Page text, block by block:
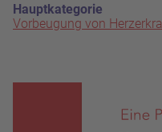
Hauptkategorie
Vorbeugung von